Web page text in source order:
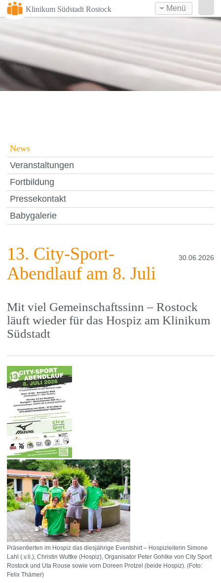
Klinikum Südstadt Rostock Menü
News
Veranstaltungen
Fortbildung
Pressekontakt
Babygalerie
30.06.2026
13. City-Sport-
Abendlauf am 8. Juli
Mit viel Gemeinschaftssinn – Rostock
läuft wieder für das Hospiz am Klinikum
Südstadt
Präsentierten im Hospiz das diesjährige Eventshirt – Hospizleiterin Simone
Lahl (.v.li.), Christin Wuttke (Hospiz), Organisator Peter Gohlke von City Sport
Rostock und Uta Rouse sowie vorn Doreen Protzel (beide Hospiz). (Foto:
Felix Thämer)